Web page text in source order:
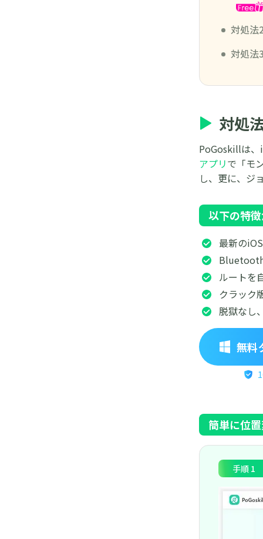
対処法
対処法
対処
PoGoskillは、
アプリで「モ
し、更に、ジ
以下の特
最新の
ルートを
クラック
脱獄なし
無料
簡単に位
手順 1